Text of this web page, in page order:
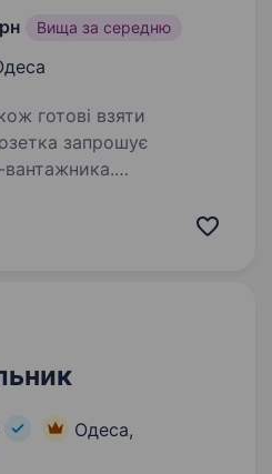
Вища за середню
готові взяти
Вокзалу)
Одеса,